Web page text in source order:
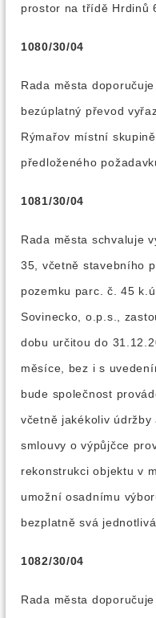
prostor na třídě Hrdinů
1080/30/04
Rada města
bezúplatný převod
Rýmařov místní
předloženého
1081/30/04
Rada města schvaluje
35, včetně stavebního
pozemku parc. č. 45
Sovinecko, o.p.s.,
dobu určitou do
měsíce, bez i s
bude společnost
včetně jakékoliv
smlouvy o výpůjčce
rekonstrukci objektu v
umožní osadnímu
bezplatně svá
1082/30/04
Rada města